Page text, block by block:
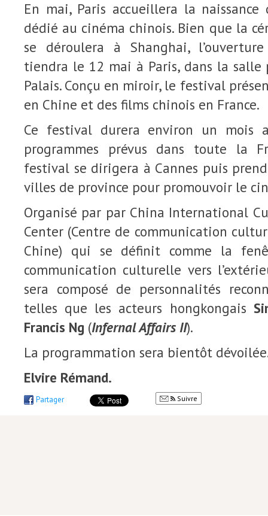
En mai, Paris accueillera la naissance
dédié au cinéma chinois. Bien que la
se déroulera à Shanghai,
tiendra le 12 mai à Paris, dans la salle
Palais. Conçu en miroir, le festival
en Chine et des films chinois en France.
Ce festival durera environ un mois
programmes prévus dans toute la
festival se dirigera à Cannes puis
villes de province pour promouvoir le
Organisé par par China International
Center (Centre de communication
Chine) qui se définit comme la
communication culturelle vers
sera composé de personnalités
telles que les acteurs hongkongais
Francis Ng (Infernal Affairs II).
La programmation sera bientôt
Elvire Rémand.
Partager Suivre